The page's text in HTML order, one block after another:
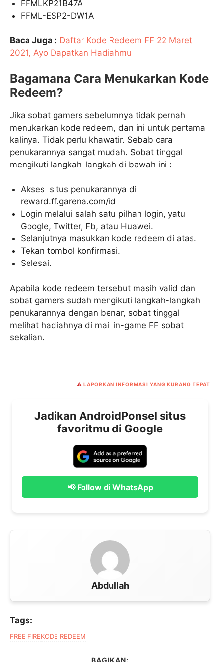
FFMLKP21B47A
FFML-ESP2-DW1A
Baca Juga : Daftar Kode Redeem FF 22 Maret
2021, Ayo Dapatkan Hadiahmu
Bagamana Cara Menukarkan Kode
Redeem?
Jika sobat gamers sebelumnya tidak pernah
menukarkan kode redeem, dan ini untuk pertama
kalinya. Tidak perlu khawatir. Sebab cara
penukarannya sangat mudah. Sobat tinggal
mengikuti langkah-langkah di bawah ini :
Akses situs penukarannya di
reward.ff.garena.com/id
Login melalui salah satu pilhan login, yatu
Google, Twitter, Fb, atau Huawei.
Selanjutnya masukkan kode redeem di atas.
Tekan tombol konfirmasi.
Selesai.
Apabila kode redeem tersebut masih valid dan
sobat gamers sudah mengikuti langkah-langkah
penukarannya dengan benar, sobat tinggal
melihat hadiahnya di mail in-game FF sobat
sekalian.
⚠️ LAPORKAN INFORMASI YANG KURANG TEPAT
Jadikan AndroidPonsel situs
favoritmu di Google
📢 Follow di WhatsApp
Abdullah
Tags:
FREE FIREKODE REDEEM
BAGIKAN: